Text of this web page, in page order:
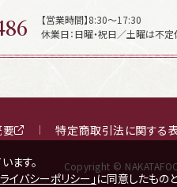
【営業時間】8:30～17:30
休業日：日曜・祝日／土曜は不定
要 特定商取引法に関する
Copyright ©
ます。
ライバシーポリシー」 に同意したもの